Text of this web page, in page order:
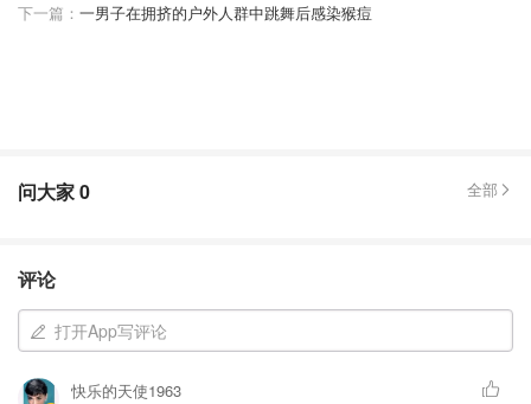
下一篇： 一男子在拥挤的户外人群中跳舞后感染猴痘
问大家0 全部
评论
打开App写评论
快乐的天使1963